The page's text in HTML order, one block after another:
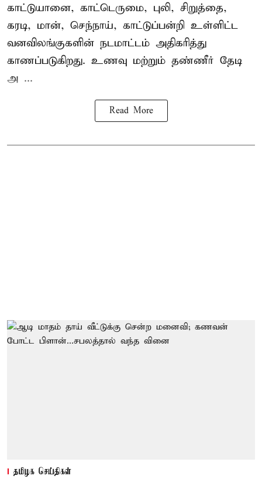
காட்டுயானை, காட்டெருமை, புலி, சிறுத்தை,
கரடி, மான், செந்நாய், காட்டுப்பன்றி உள்ளிட்ட
வனவிலங்குகளின் நடமாட்டம் அதிகரித்து
காணப்படுகிறது. உணவு மற்றும் தண்ணீர் தேடி
அ ...
Read More
தமிழக செய்திகள்